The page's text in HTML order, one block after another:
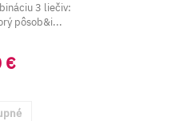
3 liečiv:
pôsob&i...
€